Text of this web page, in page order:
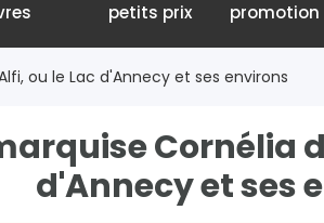
petits prix
promotion
ou le Lac d'Annecy et ses environs
Cornélia
d'Annecy et ses